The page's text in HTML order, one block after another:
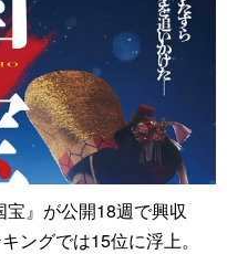
』が公開18週で興収
ングでは15位に浮上。